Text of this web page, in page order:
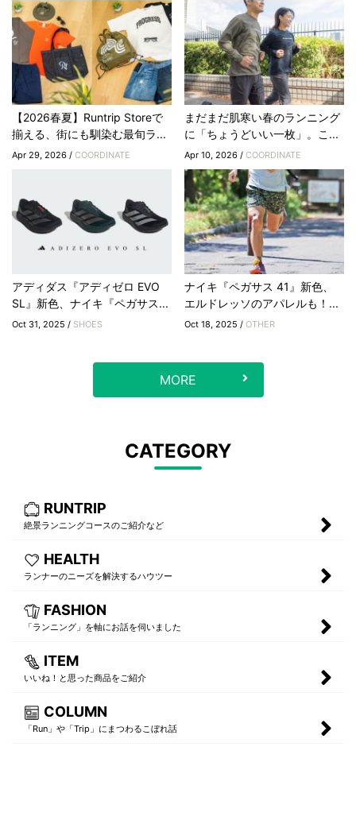
【2026春夏】Runtrip Storeで
揃える、街にも馴染む最旬ラ...
Apr 29, 2026 / COORDINATE
まだまだ肌寒い春のランニング
に「ちょうどいい一枚」。こ...
Apr 10, 2026 / COORDINATE
アディダス『アディゼロ EVO
SL』新色、ナイキ『ペガサス...
Oct 31, 2025 / SHOES
ナイキ『ペガサス 41』新色、
エルドレッソのアパレルも！...
Oct 18, 2025 / OTHER
MORE
CATEGORY
RUNTRIP
絶景ランニングコースのご紹介など
HEALTH
ランナーのニーズを解決するハウツー
FASHION
「ランニング」を軸にお話を伺いました
ITEM
いいね！と思った商品をご紹介
COLUMN
「Run」や「Trip」にまつわるこぼれ話